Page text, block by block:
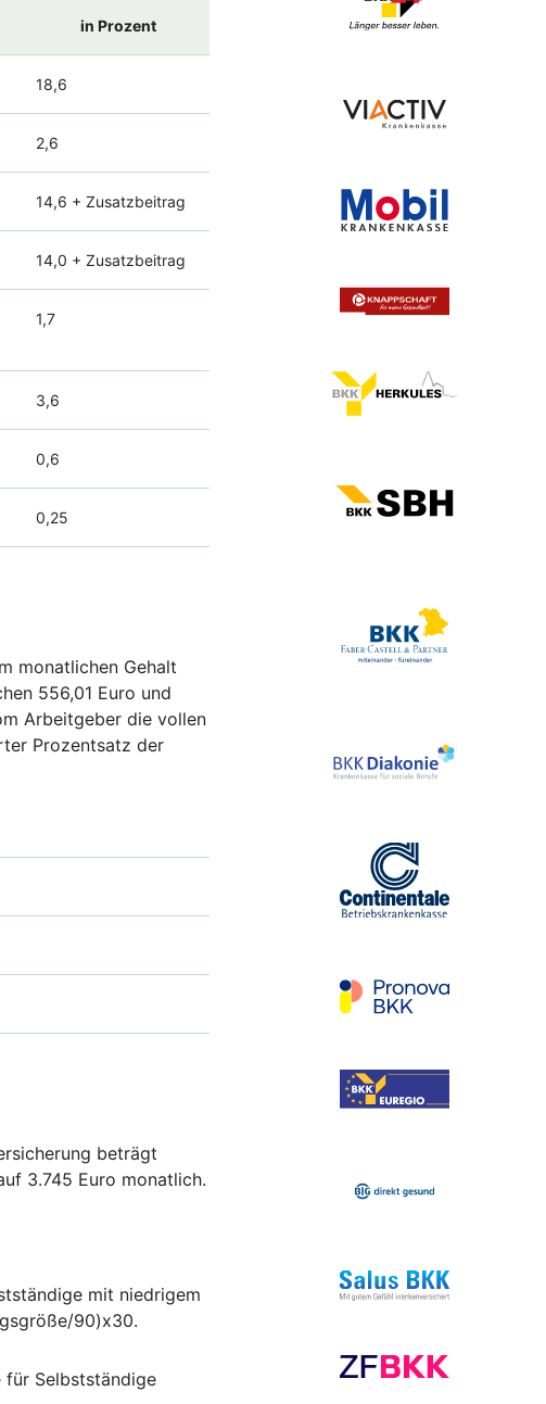
in Prozent
18,6
2,6
14,6 + Zusatzbeitrag
14,0 + Zusatzbeitrag
1,7
3,6
0,6
0,25
monatlichen Gehalt
556,01 Euro und
Arbeitgeber die vollen
Prozentsatz der
beträgt
3.745 Euro monatlich.
mit niedrigem
90)x30.
für Selbstständige